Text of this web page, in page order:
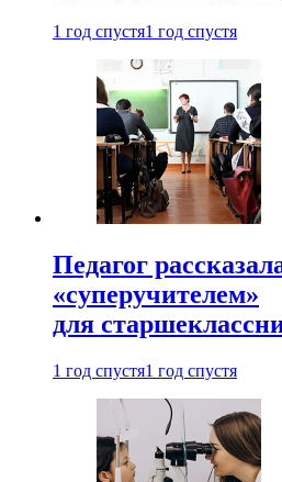
1 год спустя1 год спустя
Педагог
«суперучителем»
для
1 год спустя1 год спустя